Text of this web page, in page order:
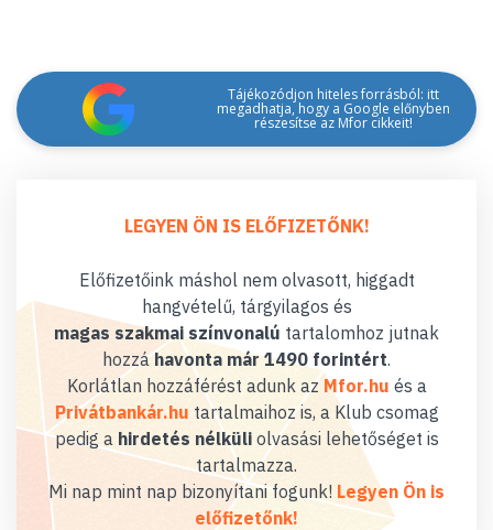
Tájékozódjon hiteles forrásból: itt
megadhatja, hogy a Google előnyben
részesítse az Mfor cikkeit!
LEGYEN ÖN IS ELŐFIZETŐNK!
Előfizetőink máshol nem olvasott, higgadt
hangvételű, tárgyilagos és
magas szakmai színvonalú tartalomhoz jutnak
hozzáhavonta már 1490 forintért.
Korlátlan hozzáférést adunk az Mfor.hu és a
Privátbankár.hu tartalmaihoz is, a Klub csomag
pedig a hirdetés nélküliolvasási lehetőséget is
tartalmazza.
Mi nap mint nap bizonyítani fogunk! Legyen Ön is
előfizetőnk!